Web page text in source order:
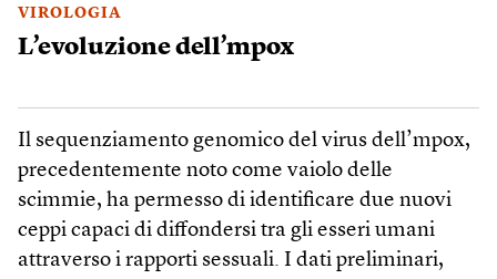
VIROLOGIA
L’evoluzione dell’mpox
Il sequenziamento genomico del virus dell’mpox,
precedentemente noto come vaiolo delle
scimmie, ha permesso di identificare due nuovi
ceppi capaci di diffondersi tra gli esseri umani
attraverso i rapporti sessuali. I dati preliminari,